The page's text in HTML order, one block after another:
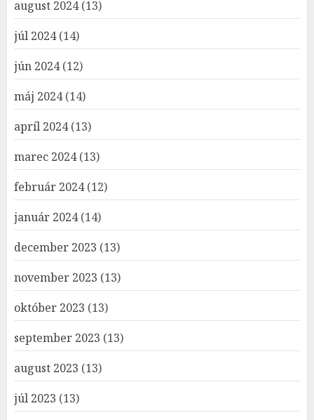
august 2024(13)
júl 2024(14)
jún 2024(12)
máj 2024(14)
apríl 2024(13)
marec 2024(13)
február 2024(12)
január 2024(14)
december 2023 (13)
november 2023 (13)
október 2023 (13)
september 2023 (13)
august 2023 (13)
júl 2023 (13)